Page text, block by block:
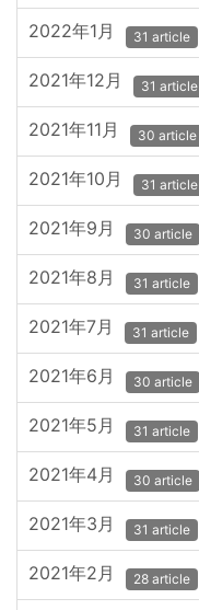
2022年1月 31 article
2021年12月 31 article
2021年11月 30 article
2021年10月 31 article
2021年9月 30 article
2021年8月 31 article
2021年7月 31 article
2021年6月 30 article
2021年5月 31 article
2021年4月 30 article
2021年3月 31 article
2021年2月 28 article